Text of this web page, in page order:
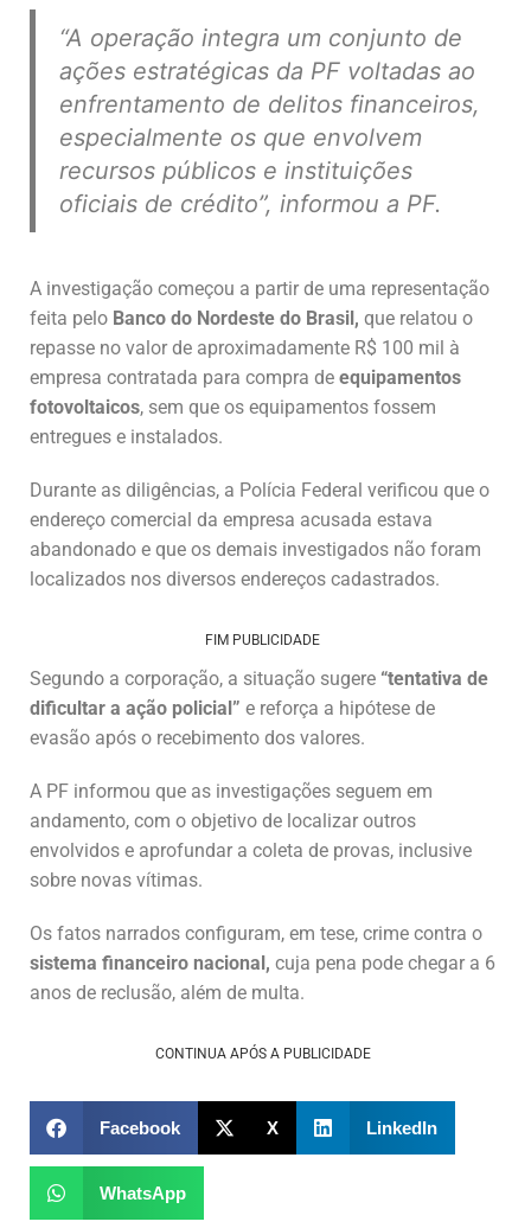
“A operação integra um conjunto de
ações estratégicas da PF voltadas ao
enfrentamento de delitos financeiros,
especialmente os que envolvem
recursos públicos e instituições
oficiais de crédito”, informou a PF.
A investigação começou a partir de uma representação
feita pelo Banco do Nordeste do Brasil, que relatou o
repasse no valor de aproximadamente R$ 100 mil à
empresa contratada para compra de equipamentos
fotovoltaicos, sem que os equipamentos fossem
entregues e instalados.
Durante as diligências, a Polícia Federal verificou que o
endereço comercial da empresa acusada estava
abandonado e que os demais investigados não foram
localizados nos diversos endereços cadastrados.
FIM PUBLICIDADE
Segundo a corporação, a situação sugere “tentativa de
dificultar a ação policial” e reforça a hipótese de
evasão após o recebimento dos valores.
A PF informou que as investigações seguem em
andamento, com o objetivo de localizar outros
envolvidos e aprofundar a coleta de provas, inclusive
sobre novas vítimas.
Os fatos narrados configuram, em tese, crime contra o
sistema financeiro nacional, cuja pena pode chegar a 6
anos de reclusão, além de multa.
CONTINUA APÓS A PUBLICIDADE
Facebook X LinkedIn
WhatsApp